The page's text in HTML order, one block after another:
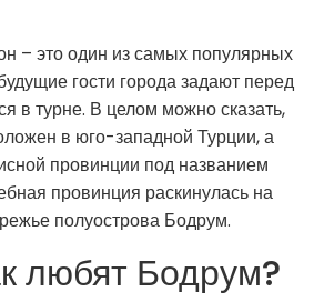
– это один из самых популярных
гости города задают перед
в турне. В целом можно сказать,
в юго-западной Турции, а
провинции под названием
провинция раскинулась на
полуострова Бодрум.
любят Бодрум?